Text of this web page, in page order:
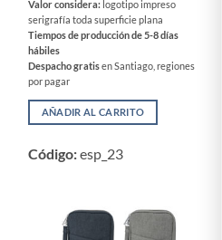
Valor considera: logotipo impreso
serigrafía toda superficie plana
Tiempos de producción de 5-8 días
hábiles
Despacho gratisen Santiago, regiones
por pagar
AÑADIR AL CARRITO
Código:esp_23